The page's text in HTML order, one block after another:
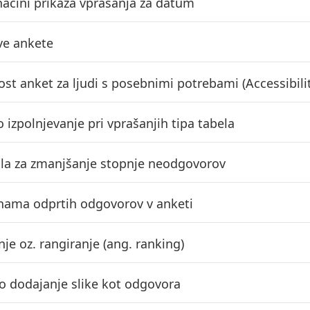
ankete
anket za ljudi s posebnimi potrebami
izpolnjevanje pri vprašanjih tipa tabela
za zmanjšanje stopnje neodgovorov
odprtih odgovorov v anketi
oz. rangiranje (ang. ranking)
dodajanje slike kot odgovora